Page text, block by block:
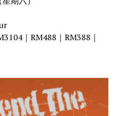
｜RM488｜RM388｜